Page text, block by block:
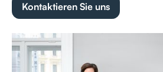
Kontaktieren Sie uns